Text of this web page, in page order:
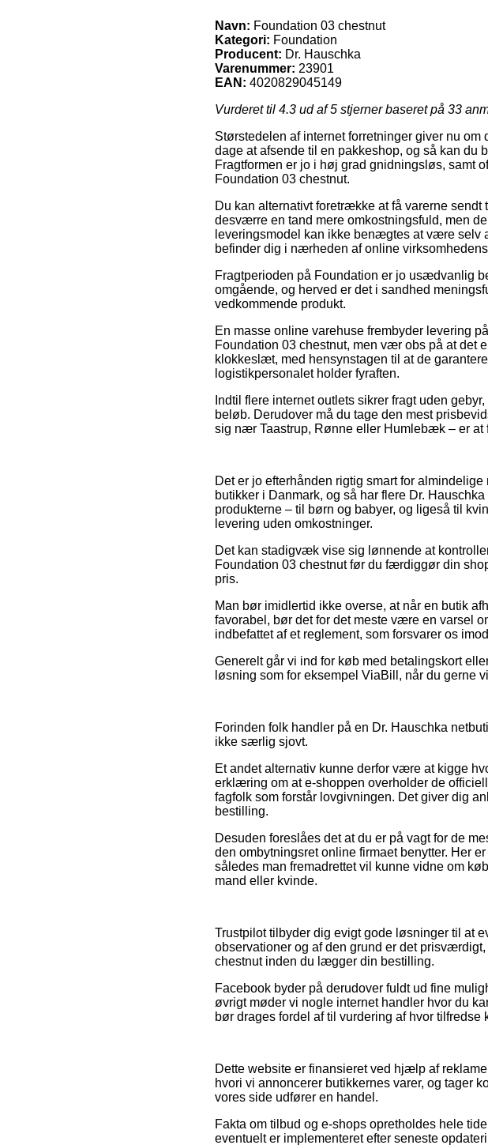
Navn: Foundation 03 chestnut
Kategori: Foundation
Producent: Dr. Hauschka
Varenummer: 23901
EAN: 4020829045149
Vurderet til 4.3 ud af 5 stjerner baseret på 33
Størstedelen af internet forretninger giver nu
dage at afsende til en pakkeshop, og så kan du
Fragtformen er jo i høj grad gnidningsløs, samt
Foundation 03 chestnut.
Du kan alternativt foretrække at få varerne
desværre en tand mere omkostningsfuld, men
leveringsmodel kan ikke benægtes at være selv
befinder dig i nærheden af online
Fragtperioden på Foundation er jo usædvanlig
omgående, og herved er det i sandhed
vedkommende produkt.
En masse online varehuse frembyder levering
Foundation 03 chestnut, men vær obs på at det
klokkeslæt, med hensynstagen til at de
logistikpersonalet holder fyraften.
Indtil flere internet outlets sikrer fragt uden
beløb. Derudover må du tage den mest
sig nær Taastrup, Rønne eller Humlebæk – er at
Det er jo efterhånden rigtig smart for
butikker i Danmark, og så har flere Dr.
produkterne – til børn og babyer, og ligeså til
levering uden omkostninger.
Det kan stadigvæk vise sig lønnende at
Foundation 03 chestnut før du færdiggør din
pris.
Man bør imidlertid ikke overse, at når en butik
favorabel, bør det for det meste være en varsel
indbefattet af et reglement, som forsvarer os
Generelt går vi ind for køb med betalingskort
løsning som for eksempel ViaBill, når du gerne
Forinden folk handler på en Dr. Hauschka
ikke særlig sjovt.
Et andet alternativ kunne derfor være at kigge
erklæring om at e-shoppen overholder de
fagfolk som forstår lovgivningen. Det giver dig
bestilling.
Desuden foreslåes det at du er på vagt for de
den ombytningsret online firmaet benytter. Her
således man fremadrettet vil kunne vidne om
mand eller kvinde.
Trustpilot tilbyder dig evigt gode løsninger til at
observationer og af den grund er det
chestnut inden du lægger din bestilling.
Facebook byder på derudover fuldt ud fine
øvrigt møder vi nogle internet handler hvor du
bør drages fordel af til vurdering af hvor tilfredse
Dette website er finansieret ved hjælp af
hvori vi annoncerer butikkernes varer, og tager
vores side udfører en handel.
Fakta om tilbud og e-shops opretholdes hele
eventuelt er implementeret efter seneste